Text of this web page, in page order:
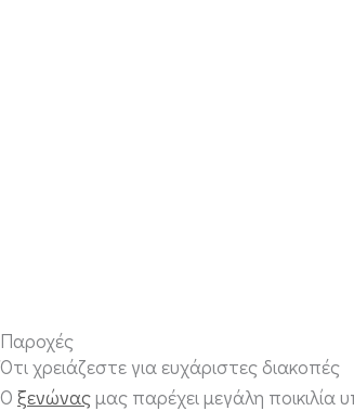
Παροχές
Ότι χρειάζεστε για ευχάριστες διακοπές
Ο ξενώναςμας παρέχει μεγάλη ποικιλία